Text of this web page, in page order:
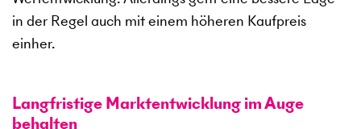
in der Regel auch mit einem höheren Kaufpreis
einher.
Langfristige Marktentwicklung im Auge
behalten